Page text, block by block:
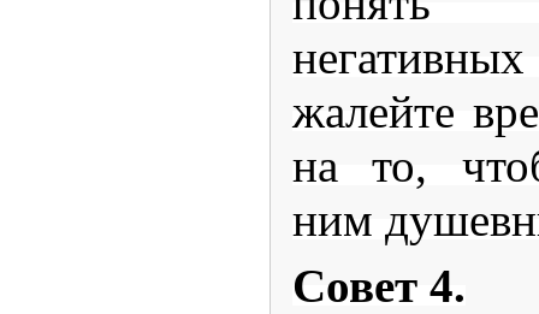
жалейте
на то,
ним
Совет 4.